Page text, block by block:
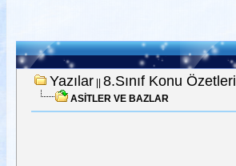
Yazılar|| 8.Sınıf Konu Özetleri
ASİTLER VE BAZLAR